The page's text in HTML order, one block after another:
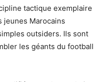
tactique exemplaire
jeunes Marocains
outsiders. Ils sont
les géants du football